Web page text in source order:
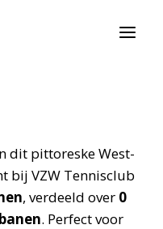
dit pittoreske West-
bij VZW Tennisclub
, verdeeld over 0
. Perfect voor